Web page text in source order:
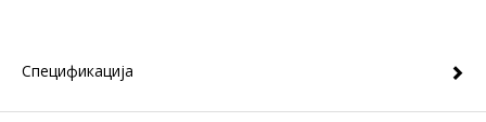
Спецификација